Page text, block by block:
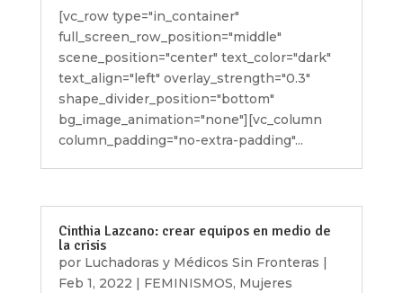
[vc_row type="in_container"
full_screen_row_position="middle"
scene_position="center" text_color="dark"
text_align="left" overlay_strength="0.3"
shape_divider_position="bottom"
bg_image_animation="none"][vc_column
column_padding="no-extra-padding"...
Cinthia Lazcano: crear equipos en medio de
la crisis
por Luchadoras y Médicos Sin Fronteras
Feb 1, 2022
FEMINISMOS, Mujeres